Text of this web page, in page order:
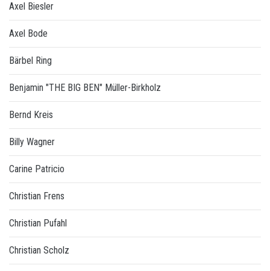
Axel Biesler
Axel Bode
Bärbel Ring
Benjamin "THE BIG BEN" Müller-Birkholz
Bernd Kreis
Billy Wagner
Carine Patricio
Christian Frens
Christian Pufahl
Christian Scholz